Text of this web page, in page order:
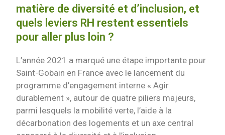
matière de diversité et d’inclusion, et
quels leviers RH restent essentiels
pour aller plus loin ?
L’année 2021 a marqué une étape importante pour
Saint-Gobain en France avec le lancement du
programme d’engagement interne « Agir
durablement », autour de quatre piliers majeurs,
parmi lesquels la mobilité verte, l’aide à la
décarbonation des logements et un axe central